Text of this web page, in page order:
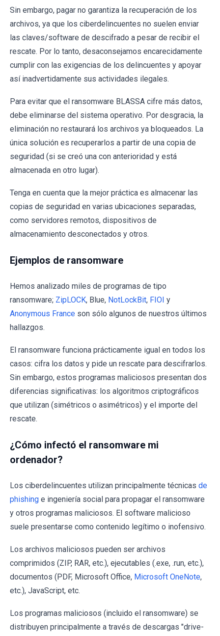
Sin embargo, pagar no garantiza la recuperación de los
archivos, ya que los ciberdelincuentes no suelen enviar
las claves/software de descifrado a pesar de recibir el
rescate. Por lo tanto, desaconsejamos encarecidamente
cumplir con las exigencias de los delincuentes y apoyar
así inadvertidamente sus actividades ilegales.
Para evitar que el ransomware BLASSA cifre más datos,
debe eliminarse del sistema operativo. Por desgracia, la
eliminación no restaurará los archivos ya bloqueados. La
única solución es recuperarlos a partir de una copia de
seguridad (si se creó una con anterioridad y está
almacenada en otro lugar).
Tenga en cuenta que la mejor práctica es almacenar las
copias de seguridad en varias ubicaciones separadas,
como servidores remotos, dispositivos de
almacenamiento desconectados y otros.
Ejemplos de ransomware
Hemos analizado miles de programas de tipo
ransomware; ZipLOCK, Blue, NotLockBit, FIOI y
Anonymous France son sólo algunos de nuestros últimos
hallazgos.
El ransomware funciona prácticamente igual en todos los
casos: cifra los datos y pide un rescate para descifrarlos.
Sin embargo, estos programas maliciosos presentan dos
diferencias significativas: los algoritmos criptográficos
que utilizan (simétricos o asimétricos) y el importe del
rescate.
¿Cómo infectó el ransomware mi
ordenador?
Los ciberdelincuentes utilizan principalmente técnicas de
phishing e ingeniería social para propagar el ransomware
y otros programas maliciosos. El software malicioso
suele presentarse como contenido legítimo o inofensivo.
Los archivos maliciosos pueden ser archivos
comprimidos (ZIP, RAR, etc.), ejecutables (.exe, .run, etc.),
documentos (PDF, Microsoft Office, Microsoft OneNote,
etc.), JavaScript, etc.
Los programas maliciosos (incluido el ransomware) se
distribuyen principalmente a través de descargas "drive-